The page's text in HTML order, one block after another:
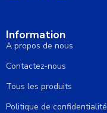
Information
A propos de nous
Contactez-nous
Tous les produits
Politique de confidentialité